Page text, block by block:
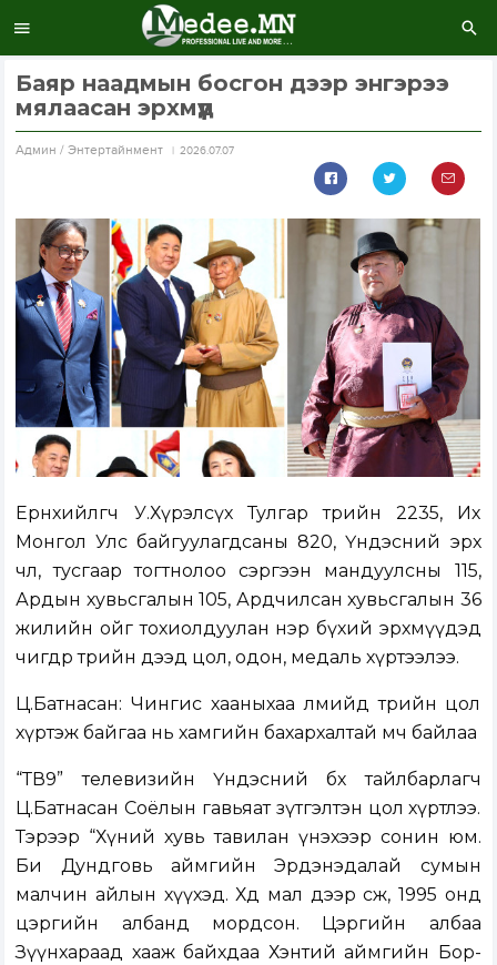
Баяр наадмын босгон дээр энгэрээ
мялаасан эрхмүүд
Aдмин / Энтертайнмент 2026.07.07
Ерөнхийлөгч У.Хүрэлсүх Тулгар төрийн 2235, Их
Монгол Улс байгуулагдсаны 820, Үндэсний эрх
чөлөө, тусгаар тогтнолоо сэргээн мандуулсны 115,
Ардын хувьсгалын 105, Ардчилсан хувьсгалын 36
жилийн ойг тохиолдуулан нэр бүхий эрхмүүдэд
өчигдөр төрийн дээд цол, одон, медаль хүртээлээ.
Ц.Батнасан: Чингис хааныхаа өлмийд төрийн цол
хүртэж байгаа нь хамгийн бахархалтай мөч байлаа
“ТВ9” телевизийн Үндэсний бөх тайлбарлагч
Ц.Батнасан Соёлын гавьяат зүтгэлтэн цол хүртлээ.
Тэрээр “Хүний хувь тавилан үнэхээр сонин юм.
Би Дундговь аймгийн Эрдэнэдалай сумын
малчин айлын хүүхэд. Хөдөө мал дээр өсөж, 1995 онд
цэргийн албанд мордсон. Цэргийн албаа
Зүүнхараад хааж байхдаа Хэнтий аймгийн Бор-